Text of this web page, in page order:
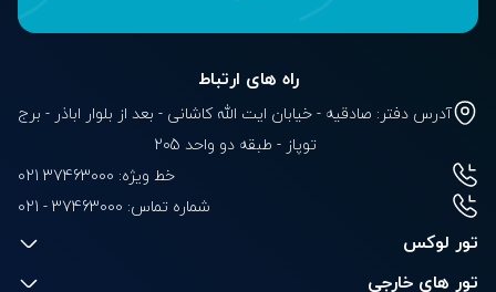
راه های ارتباط
آدرس دفتر: صادقیه - خیابان ایت الله کاشانی - بعد از بلوار‌‌ اباذر - برج
توپاز - طبقه دو واحد 205
خط ویژه: 37463000 021
شماره تماس: 021 - 37463000
تور لوکس
تور های خارجی